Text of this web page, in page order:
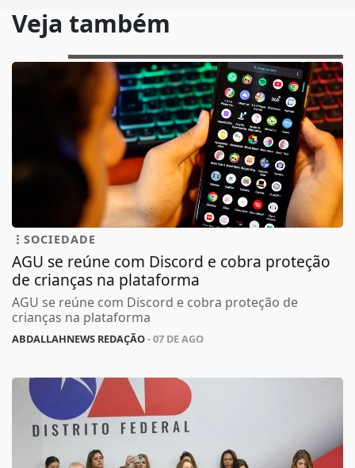
Veja também
SOCIEDADE
AGU se reúne com Discord e cobra proteção
de crianças na plataforma
AGU se reúne com Discord e cobra proteção de
crianças na plataforma
ABDALLAHNEWS REDAÇÃO- 07 DE AGO